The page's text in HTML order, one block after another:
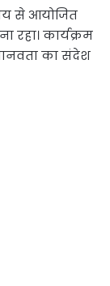
से आयोजित
रहा। कार्यक्रम
का संदेश